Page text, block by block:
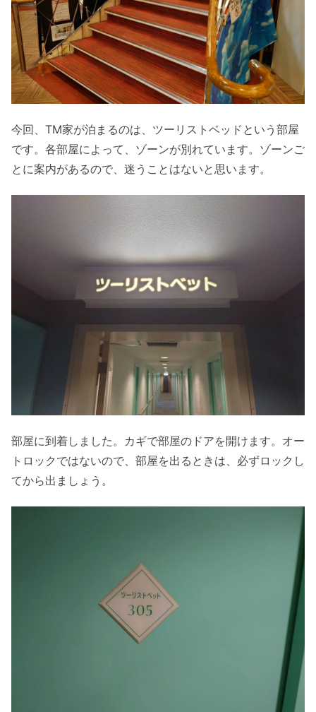
今回、TM家が泊まるのは、ツーリストベッドという部屋
です。各部屋によって、ゾーンが別れています。ゾーンご
とに案内があるので、迷うことはないと思います。
部屋に到着しました。カギで部屋のドアを開けます。オー
トロックではないので、部屋を出るときは、必ずロックし
てから出ましょう。